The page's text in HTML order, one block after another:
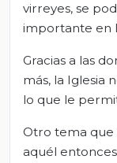
virreyes, se
importante en
Gracias a las
más, la Iglesia
lo que le
Otro tema que
aquél